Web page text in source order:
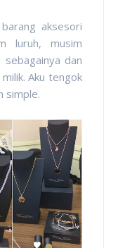
aksesori
luruh, musim
dan
Aku tengok
simple.